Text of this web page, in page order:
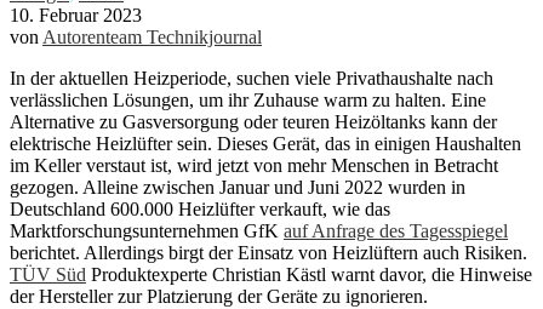
10. Februar 2023
von Autorenteam Technikjournal
In der aktuellen Heizperiode, suchen viele Privathaushalte nach
verlässlichen Lösungen, um ihr Zuhause warm zu halten. Eine
Alternative zu Gasversorgung oder teuren Heizöltanks kann der
elektrische Heizlüfter sein. Dieses Gerät, das in einigen Haushalten
im Keller verstaut ist, wird jetzt von mehr Menschen in Betracht
gezogen. Alleine zwischen Januar und Juni 2022 wurden in
Deutschland 600.000 Heizlüfter verkauft, wie das
Marktforschungsunternehmen GfK auf Anfrage des Tagesspiegel
berichtet. Allerdings birgt der Einsatz von Heizlüftern auch Risiken.
TÜV Süd Produktexperte Christian Kästl warnt davor, die Hinweise
der Hersteller zur Platzierung der Geräte zu ignorieren.